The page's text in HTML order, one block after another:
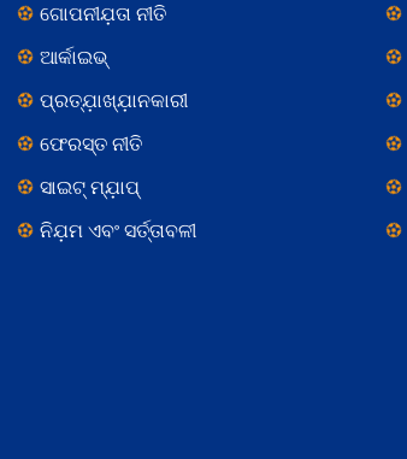
ଗୋପନୀଯ଼ତା ନୀତି
ଆର୍କାଇଭ୍
ପ୍ରତ୍ଯ଼ାଖ୍ଯ଼ାନକାରୀ
ଫେରସ୍ତ ନୀତି
ସାଇଟ୍ ମ୍ଯ଼ାପ୍
ନିଯ଼ମ ଏବଂ ସର୍ତ୍ତାବଳୀ